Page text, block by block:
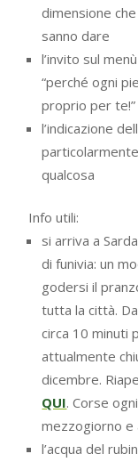
dimensione
sanno dare
l’invito sul
“perché ogni
proprio per te!”
l’indicazione
qualcosa
Info utili:
si arriva a
di funivia: un
godersi il
tutta la città.
circa 10 minuti
attualmente
dicembre.
QUI. Corse
mezzogiorno e
l’acqua del